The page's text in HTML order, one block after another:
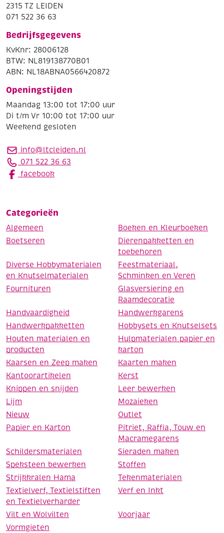
2315 TZ LEIDEN
071 522 36 63
Bedrijfsgegevens
KvKnr: 28006128
BTW: NL819138770B01
ABN: NL18ABNA0566420872
Openingstijden
Maandag 13:00 tot 17:00 uur
Di t/m Vr 10:00 tot 17:00 uur
Weekend gesloten
info@ltcleiden.nl
071 522 36 63
facebook
Categorieën
Algemeen
Boeken en Kleurboeken
Boetseren
Dierenpakketten en
toebehoren
Diverse Hobbymaterialen
en Knutselmaterialen
Feestmateriaal,
Schminken en Veren
Fournituren
Glasversiering en
Raamdecoratie
Handvaardigheid
Handwerkgarens
Handwerkpakketten
Hobbysets en Knutselsets
Houten materialen en
producten
Hulpmaterialen papier en
karton
Kaarsen en Zeep maken
Kaarten maken
Kantoorartikelen
Kerst
Knippen en snijden
Leer bewerken
Lijm
Mozaieken
Nieuw
Outlet
Papier en Karton
Pitriet, Raffia, Touw en
Macramegarens
Schildersmaterialen
Sieraden maken
Speksteen bewerken
Stoffen
Strijkkralen Hama
Tekenmaterialen
Textielverf, Textielstiften
en Textielverharder
Verf en Inkt
Vilt en Wolvilten
Voorjaar
Vormgieten